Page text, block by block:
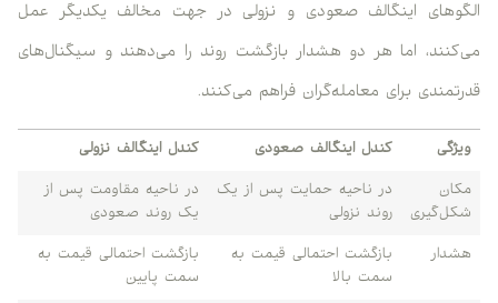
الگوهای اینگالف صعودی و نزولی در جهت مخالف یکدیگر عمل
می‌کنند، اما هر دو هشدار بازگشت روند را می‌دهند و سیگنال‌های
قدرتمندی برای معامله‌گران فراهم می‌کنند.
ویژگی کندل اینگالف صعودی کندل اینگالف نزولی
مکان
شکل‌گیری
در ناحیه حمایت پس از یک
روند نزولی
در ناحیه مقاومت پس از
یک روند صعودی
هشدار
بازگشت احتمالی قیمت به
سمت بالا
بازگشت احتمالی قیمت به
سمت پایین